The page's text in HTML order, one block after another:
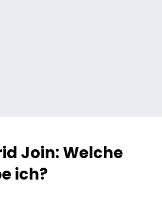
Join: Welche
ich?